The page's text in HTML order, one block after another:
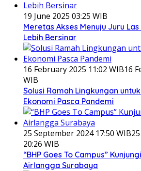
19 June 2025 03:25 WIB
Meretas Akses Menuju Juru
Lebih Bersinar
16 February 2025 11:02 WIB16
WIB
Solusi Ramah Lingkungan
Ekonomi Pasca Pandemi
25 September 2024 17:50 WIB
20:26 WIB
“BHP Goes To Campus”
Airlangga Surabaya